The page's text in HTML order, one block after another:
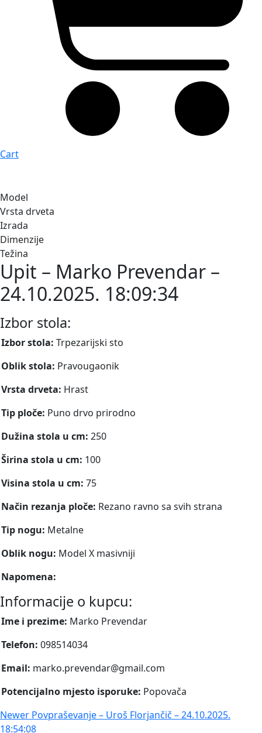
Cart
Model
Vrsta drveta
Izrada
Dimenzije
Težina
Upit – Marko Prevendar –
24.10.2025. 18:09:34
Izbor stola:
Izbor stola: Trpezarijski sto
Oblik stola: Pravougaonik
Vrsta drveta: Hrast
Tip ploče: Puno drvo prirodno
Dužina stola u cm: 250
Širina stola u cm: 100
Visina stola u cm: 75
Način rezanja ploče: Rezano ravno sa svih strana
Tip nogu: Metalne
Oblik nogu: Model X masivniji
Napomena:
Informacije o kupcu:
Ime i prezime: Marko Prevendar
Telefon: 098514034
Email: marko.prevendar@gmail.com
Potencijalno mjesto isporuke: Popovača
Newer Povpraševanje – Uroš Florjančič – 24.10.2025.
18:54:08